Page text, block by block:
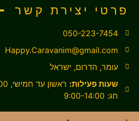
פרטי יצירת קשר
050-223-7454
Happy.Caravanim@gmail.com
עומר, הדרום, ישראל
שעות פעילות:
חג: 9:00-14:00